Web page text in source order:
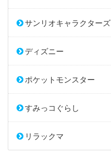
サンリオキャラクターズ
ディズニー
ポケットモンスター
すみっコぐらし
リラックマ